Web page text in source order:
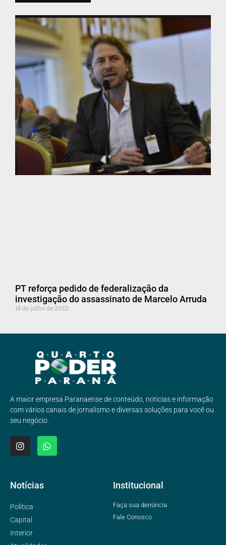
PT reforça pedido de federalização da
investigação do assassinato de Marcelo Arruda
15 de julho de 2022
A maior empresa Paranaense de conteúdo, noticias e informação
com vários canais de jornalismo e diversas soluções para você ou
seu negócio.
Notícias
Política
Capital
Interior
Institucional
Faça sua denúncia
Fale Conosco